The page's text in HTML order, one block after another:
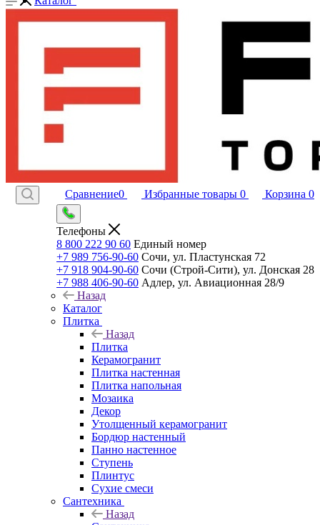
Сравнение0 Избранные товары 0 Корзина 0
Телефоны
8 800 222 90 60 Единый номер
+7 989 756-90-60 Сочи, ул. Пластунская 72
+7 918 904-90-60 Сочи (Строй-Сити), ул. Донская 28
+7 988 406-90-60 Адлер, ул. Авиационная 28/9
Назад
Каталог
Плитка
Назад
Плитка
Керамогранит
Плитка настенная
Плитка напольная
Мозаика
Декор
Утолщенный керамогранит
Бордюр настенный
Панно настенное
Ступень
Плинтус
Сухие смеси
Сантехника
Назад